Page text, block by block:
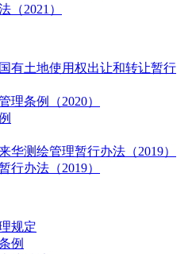
（2021）
有土地使用权出让和转让暂行
理条例（2020）
华测绘管理暂行办法（2019）
行办法（2019）
规定
例